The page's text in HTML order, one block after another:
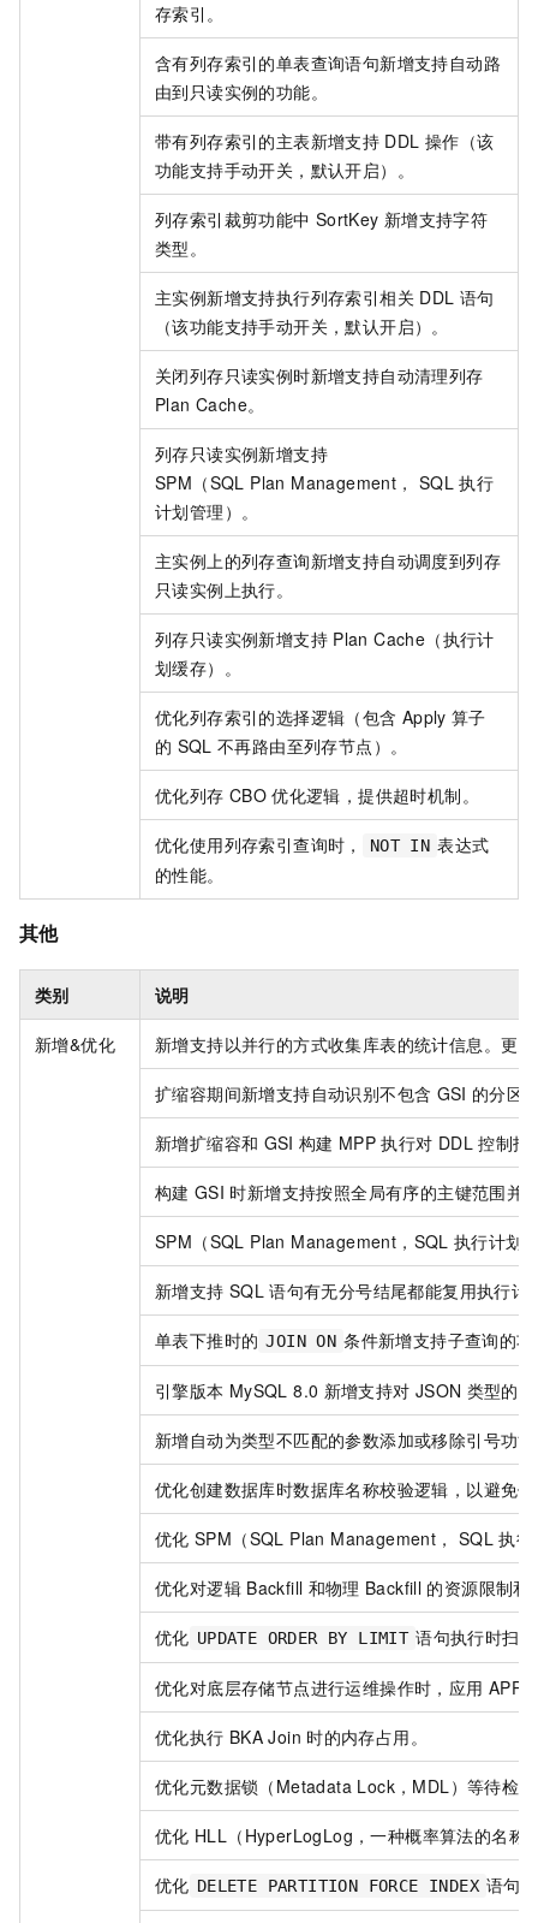
存索引。
含有列存索引的单表查询语句新增支持自动路
由到只读实例的功能。
带有列存索引的主表新增支持 DDL 操作（该
功能支持手动开关，默认开启）。
列存索引裁剪功能中 SortKey 新增支持字符
类型。
主实例新增支持执行列存索引相关 DDL 语句
（该功能支持手动开关，默认开启）。
关闭列存只读实例时新增支持自动清理列存
Plan Cache。
列存只读实例新增支持
SPM（SQL Plan Management， SQL 执行
计划管理）。
主实例上的列存查询新增支持自动调度到列存
只读实例上执行。
列存只读实例新增支持 Plan Cache（执行计
划缓存）。
优化列存索引的选择逻辑（包含 Apply 算子
的 SQL 不再路由至列存节点）。
优化列存 CBO 优化逻辑，提供超时机制。
优化使用列存索引查询时， NOT IN 表达式
的性能。
其他
类别 说明
新增&优化 新增支持以并行的方式收集库表的统计信息。更
扩缩容期间新增支持自动识别不包含 GSI 的分区
新增扩缩容和 GSI 构建 MPP 执行对 DDL 控制指
构建 GSI 时新增支持按照全局有序的主键范围并
SPM（SQL Plan Management，SQL 执行计划
新增支持 SQL 语句有无分号结尾都能复用执行计
单表下推时的 JOIN ON 条件新增支持子查询的
引擎版本 MySQL 8.0 新增支持对 JSON 类型的
新增自动为类型不匹配的参数添加或移除引号功
优化创建数据库时数据库名称校验逻辑，以避免
优化 SPM（SQL Plan Management， SQL 执行
优化对逻辑 Backfill 和物理 Backfill 的资源限制和
优化 UPDATE ORDER BY LIMIT 语句执行时扫
优化对底层存储节点进行运维操作时，应用 APP
优化执行 BKA Join 时的内存占用。
优化元数据锁（Metadata Lock，MDL）等待检
优化 HLL（HyperLogLog，一种概率算法的名称
优化 DELETE PARTITION FORCE INDEX 语句